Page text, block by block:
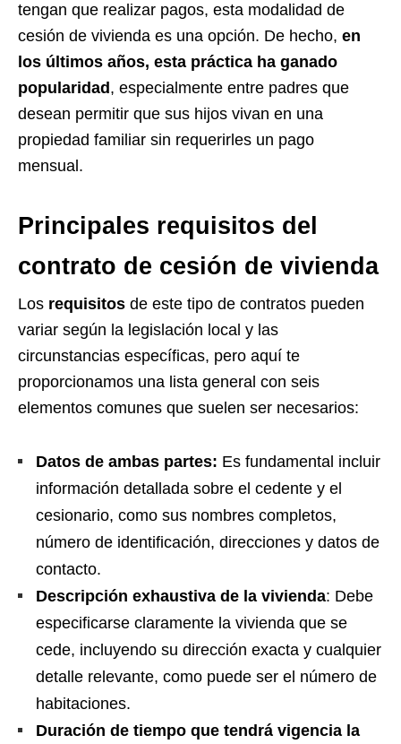
tengan que realizar pagos, esta modalidad de
cesión de vivienda es una opción. De hecho, en
los últimos años, esta práctica ha ganado
popularidad , especialmente entre padres que
desean permitir que sus hijos vivan en una
propiedad familiar sin requerirles un pago
mensual.
Principales requisitos del
contrato de cesión de vivienda
Los requisitos de este tipo de contratos pueden
variar según la legislación local y las
circunstancias específicas, pero aquí te
proporcionamos una lista general con seis
elementos comunes que suelen ser necesarios:
Datos de ambas partes: Es fundamental incluir
información detallada sobre el cedente y el
cesionario, como sus nombres completos,
número de identificación, direcciones y datos de
contacto.
Descripción exhaustiva de la vivienda: Debe
especificarse claramente la vivienda que se
cede, incluyendo su dirección exacta y cualquier
detalle relevante, como puede ser el número de
habitaciones.
Duración de tiempo que tendrá vigencia la